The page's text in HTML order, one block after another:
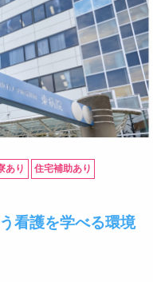
あり 住宅補助あり
看護を学べる環境